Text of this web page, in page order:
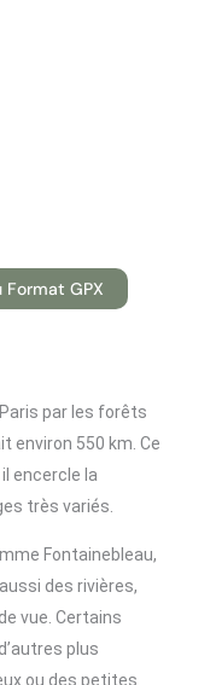
Format GPX
par les forêts
environ 550 km. Ce
encercle la
très variés.
Fontainebleau,
des rivières,
vue. Certains
plus
ou des petites